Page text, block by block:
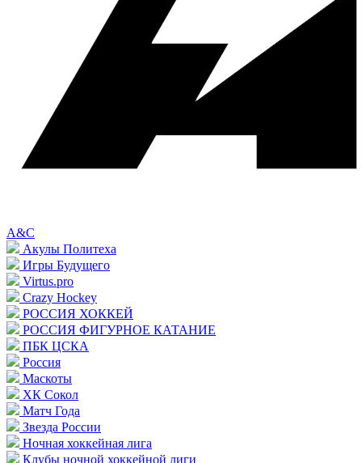
A&C
Акулы Политеха
Игры Будущего
Virtus.pro
Crazy Hockey
РОССИЯ ХОККЕЙ
РОССИЯ ФИГУРНОЕ КАТАНИЕ
ПБК ЦСКА
Россия
Маскоты
ХК Сокол
Матч Года
Звезда России
Ночная хоккейная лига
Клубы ночной хоккейной лиги